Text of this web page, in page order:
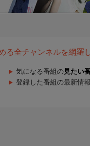
る全チャンネルを網羅
気になる番組の 見たい
登録した番組の最新情